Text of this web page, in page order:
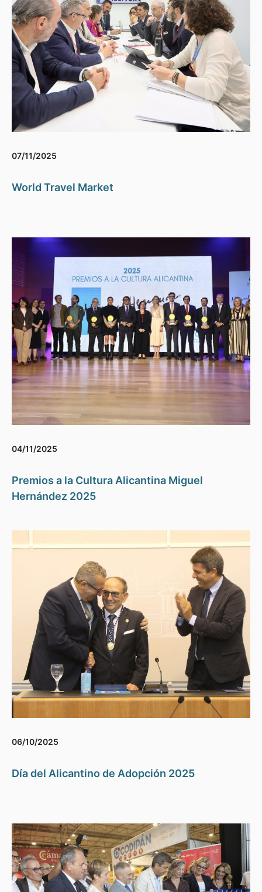
07/11/2025
World Travel Market
04/11/2025
Premios a la Cultura Alicantina Miguel
Hernández 2025
06/10/2025
Día del Alicantino de Adopción 2025